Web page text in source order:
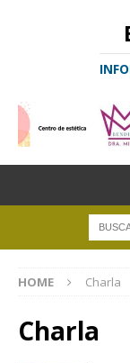
HOME Charla
Charla